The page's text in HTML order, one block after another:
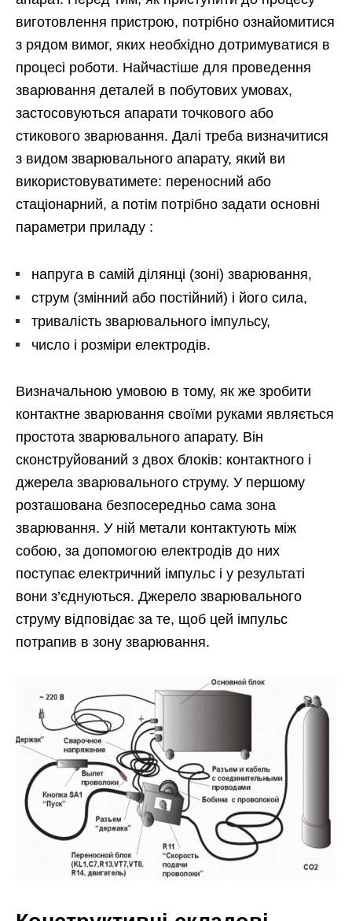
виготовлення пристрою, потрібно ознайомитися
з рядом вимог, яких необхідно дотримуватися в
процесі роботи. Найчастіше для проведення
зварювання деталей в побутових умовах,
застосовуються апарати точкового або
стикового зварювання. Далі треба визначитися
з видом зварювального апарату, який ви
використовуватимете: переносний або
стаціонарний, а потім потрібно задати основні
параметри приладу :
напруга в самій ділянці (зоні) зварювання,
струм (змінний або постійний) і його сила,
тривалість зварювального імпульсу,
число і розміри електродів.
Визначальною умовою в тому, як же зробити
контактне зварювання своїми руками являється
простота зварювального апарату. Він
сконструйований з двох блоків: контактного і
джерела зварювального струму. У першому
розташована безпосередньо сама зона
зварювання. У ній метали контактують між
собою, за допомогою електродів до них
поступає електричний імпульс і у результаті
вони з’єднуються. Джерело зварювального
струму відповідає за те, щоб цей імпульс
потрапив в зону зварювання.